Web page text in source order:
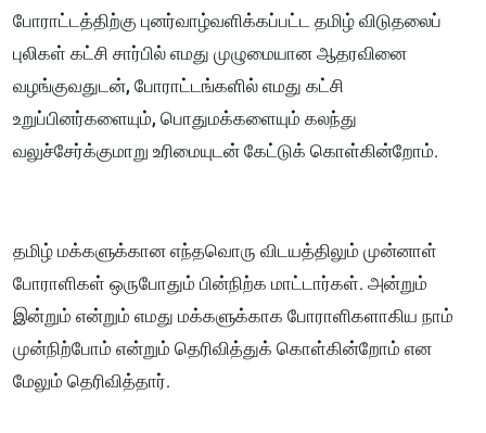
போராட்டத்திற்கு புனர்வாழ்வளிக்கப்பட்ட தமிழ் விடுதலைப்
புலிகள் கட்சி சார்பில் எமது முழுமையான ஆதரவினை
வழங்குவதுடன், போராட்டங்களில் எமது கட்சி
உறுப்பினர்களையும், பொதுமக்களையும் கலந்து
வலுச்சேர்க்குமாறு உரிமையுடன் கேட்டுக் கொள்கின்றோம்.
தமிழ் மக்களுக்கான எந்தவொரு விடயத்திலும் முன்னாள்
போராளிகள் ஒருபோதும் பின்நிற்க மாட்டார்கள். அன்றும்
இன்றும் என்றும் எமது மக்களுக்காக போராளிகளாகிய நாம்
முன்நிற்போம் என்றும் தெரிவித்துக் கொள்கின்றோம் என
மேலும் தெரிவித்தார்.